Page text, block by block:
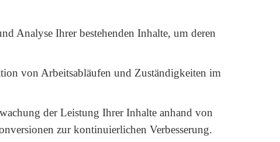
Analyse Ihrer bestehenden Inhalte, um deren
von Arbeitsabläufen und Zuständigkeiten im
der Leistung Ihrer Inhalte anhand von
zur kontinuierlichen Verbesserung.